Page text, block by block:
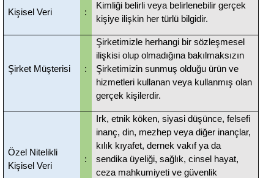
Kişisel Veri :
Kimliği belirli veya belirlenebilir gerçek
kişiye ilişkin her türlü bilgidir.
Şirket Müşterisi :
Şirketimizle herhangi bir sözleşmesel
ilişkisi olup olmadığına bakılmaksızın
Şirketimizin sunmuş olduğu ürün ve
hizmetleri kullanan veya kullanmış olan
gerçek kişilerdir.
Özel Nitelikli
Kişisel Veri
:
Irk, etnik köken, siyasi düşünce, felsefi
inanç, din, mezhep veya diğer inançlar,
kılık kıyafet, dernek vakıf ya da
sendika üyeliği, sağlık, cinsel hayat,
ceza mahkumiyeti ve güvenlik